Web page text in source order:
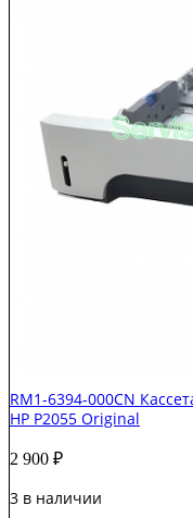
RM1-6394-000CN
HP P2055 Original
2 900 ₽
3 в наличии